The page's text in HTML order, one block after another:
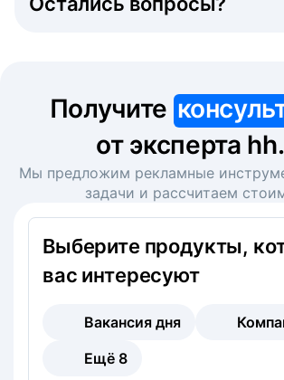
Получите
от эксперта
Мы предложим рекламные
задачи и рассчитаем
Выберите продукты,
вас интересуют
Вакансия дня
Ещё 8